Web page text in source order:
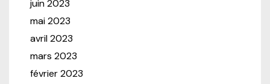
juin 2023
mai 2023
avril 2023
mars 2023
février 2023